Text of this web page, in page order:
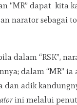
“MR” dapat kita
narator sebagai
dalam “RSK”,
dalam “MR”
adik
ini melalui